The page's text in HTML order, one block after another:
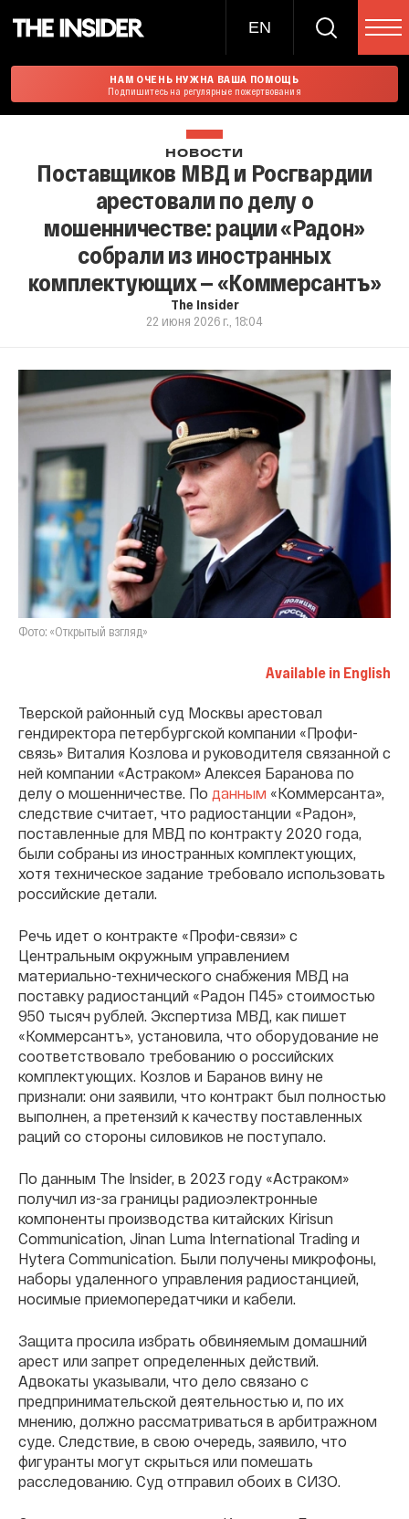
EN
НАМ ОЧЕНЬ НУЖНА ВАША ПОМОЩЬ
Подпишитесь на регулярные пожертвования
НОВОСТИ
Поставщиков МВД и Росгвардии
арестовали по делу о
мошенничестве: рации «Радон»
собрали из иностранных
комплектующих — «Коммерсантъ»
The Insider
22 июня 2026 г., 18:04
Фото: «Открытый взгляд»
Available in English
Тверской районный суд Москвы арестовал
гендиректора петербургской компании «Профи-
связь» Виталия Козлова и руководителя связанной с
ней компании «Астраком» Алексея Баранова по
делу о мошенничестве. По данным «Коммерсанта»,
следствие считает, что радиостанции «Радон»,
поставленные для МВД по контракту 2020 года,
были собраны из иностранных комплектующих,
хотя техническое задание требовало использовать
российские детали.
Речь идет о контракте «Профи-связи» с
Центральным окружным управлением
материально-технического снабжения МВД на
поставку радиостанций «Радон П45» стоимостью
950 тысяч рублей. Экспертиза МВД, как пишет
«Коммерсантъ», установила, что оборудование не
соответствовало требованию о российских
комплектующих. Козлов и Баранов вину не
признали: они заявили, что контракт был полностью
выполнен, а претензий к качеству поставленных
раций со стороны силовиков не поступало.
По данным The Insider, в 2023 году «Астраком»
получил из-за границы радиоэлектронные
компоненты производства китайских Kirisun
Communication, Jinan Luma International Trading и
Hytera Communication. Были получены микрофоны,
наборы удаленного управления радиостанцией,
носимые приемопередатчики и кабели.
Защита просила избрать обвиняемым домашний
арест или запрет определенных действий.
Адвокаты указывали, что дело связано с
предпринимательской деятельностью и, по их
мнению, должно рассматриваться в арбитражном
суде. Следствие, в свою очередь, заявило, что
фигуранты могут скрыться или помешать
расследованию. Суд отправил обоих в СИЗО.